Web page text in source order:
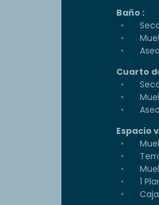
Baño :
Cuarto
Espacio
1